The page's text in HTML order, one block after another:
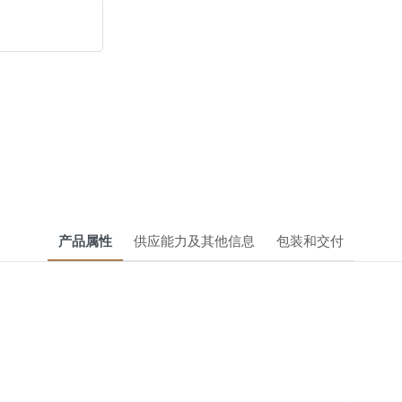
产品属性 供应能力及其他信息 包装和交付